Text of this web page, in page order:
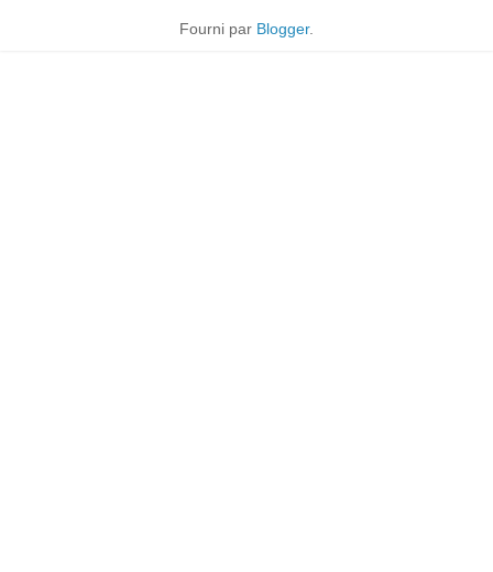
Fourni par Blogger.